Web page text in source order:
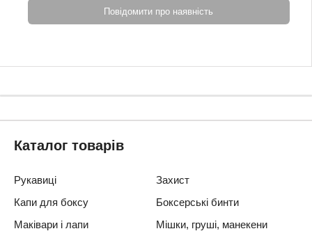
Повідомити про наявність
Каталог товарів
Рукавиці
Захист
Капи для боксу
Боксерські бинти
Маківари і лапи
Мішки, груші, манекени